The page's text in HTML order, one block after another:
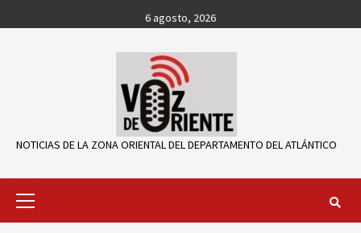
to
6 agosto, 2026
NOTICIAS DE LA ZONA ORIENTAL DEL DEPARTAMENTO DEL ATLÁNTICO
Primary